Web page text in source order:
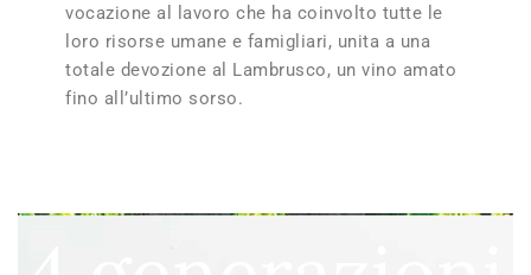
vocazione al lavoro che ha coinvolto tutte le
loro risorse umane e famigliari, unita a una
totale devozione al Lambrusco, un vino amato
fino all’ultimo sorso.